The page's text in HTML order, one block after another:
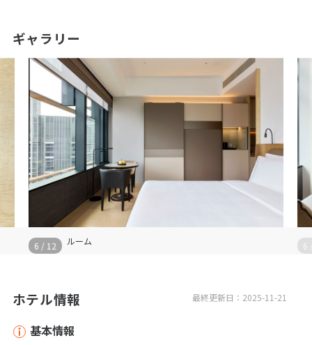
ギャラリー
7/
最終更新日：2025-11-21
ホテル情報
基本情報